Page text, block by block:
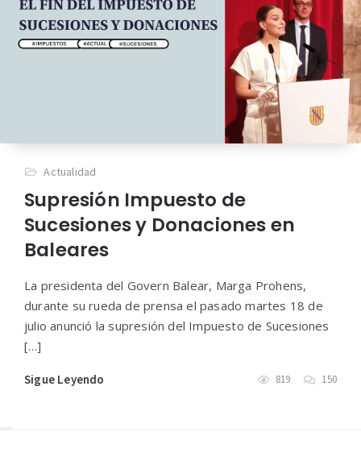
Actualidad
Supresión Impuesto de
Sucesiones y Donaciones en
Baleares
La presidenta del Govern Balear, Marga Prohens,
durante su rueda de prensa el pasado martes 18 de
julio anunció la supresión del Impuesto de Sucesiones
[…]
Sigue Leyendo 819 150